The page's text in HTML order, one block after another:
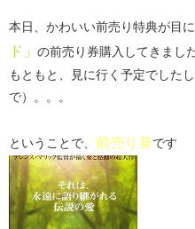
本日、かわいい前売り特典が目
ド」 の前売り券購入してきました
もともと、見に行く予定でした
で）。。。
ということで、 前売り券です